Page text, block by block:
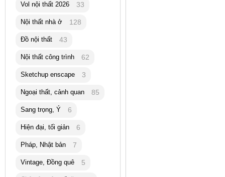
Vol nội thất 2026 33
Nội thất nhà ở 128
Đồ nội thất 43
Nội thất công trình 62
Sketchup enscape 3
Ngoại thất, cảnh quan 85
Sang trọng, Ý 6
Hiện đại, tối giản 6
Pháp, Nhật bản 7
Vintage, Đồng quê 5